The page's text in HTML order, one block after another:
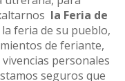
la Feria de
la feria de su pueblo,
de feriante,
personales
seguros que